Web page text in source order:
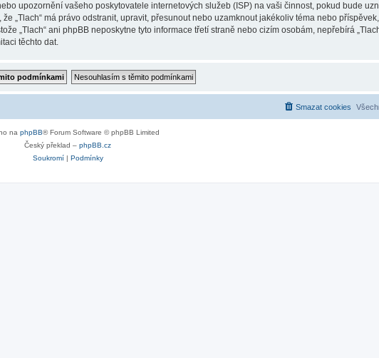
upozornění vašeho poskytovatele internetových služeb (ISP) na vaši činnost, pokud bude
„Tlach“ má právo odstranit, upravit, přesunout nebo uzamknout jakékoliv téma nebo
„Tlach“ ani phpBB neposkytne tyto informace třetí straně nebo cizím osobám, nepřebírá
těchto dat.
Smazat cookies
na phpBB® Forum Software © phpBB Limited
Český překlad – phpBB.cz
Soukromí| Podmínky